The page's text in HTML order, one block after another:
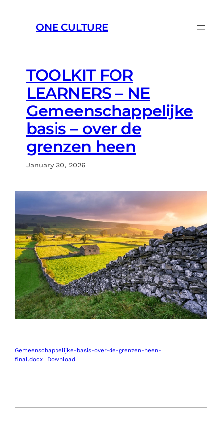
ONE CULTURE
TOOLKIT FOR
LEARNERS – NE
Gemeenschappelijke
basis – over de
grenzen heen
January 30, 2026
Gemeenschappelijke-basis-over-de-grenzen-heen-
final.docx
Download